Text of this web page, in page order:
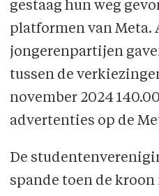
gestaag hun weg
platformen van Meta.
jongerenpartijen
tussen de
november 2024
advertenties op de
De
spande toen de kroon